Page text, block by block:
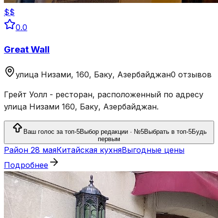
$$
0.0
Great Wall
улица Низами, 160, Баку, Азербайджан0 отзывов
Грейт Уолл - ресторан, расположенный по адресу
улица Низами 160, Баку, Азербайджан.
Ваш голос за топ-5Выбор редакции · №5Выбрать в топ-5Будь
первым
Район 28 маяКитайская кухняВыгодные цены
Подробнее